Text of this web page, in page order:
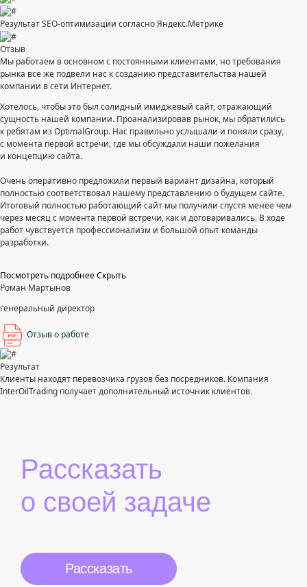
Результат SEO-оптимизации согласно Яндекс.Метрике
Отзыв
Мы работаем в основном с постоянными клиентами, но требования
рынка все же подвели нас к созданию представительства нашей
компании в сети Интернет.
Хотелось, чтобы это был солидный имиджевый сайт, отражающий
сущность нашей компании. Проанализировав рынок, мы обратились
к ребятам из OptimalGroup. Нас правильно услышали и поняли сразу,
с момента первой встречи, где мы обсуждали наши пожелания
и концепцию сайта.
Очень оперативно предложили первый вариант дизайна, который
полностью соответствовал нашему представлению о будущем сайте.
Итоговый полностью работающий сайт мы получили спустя менее чем
через месяц с момента первой встречи, как и договаривались. В ходе
работ чувствуется профессионализм и большой опыт команды
разработки.
Посмотреть подробнееСкрыть
Роман Мартынов
генеральный директор
Отзыв о работе
Результат
Клиенты находят перевозчика грузов без посредников. Компания
InterOilTrading получает дополнительный источник клиентов.
Рассказать
о своей задаче
Рассказать